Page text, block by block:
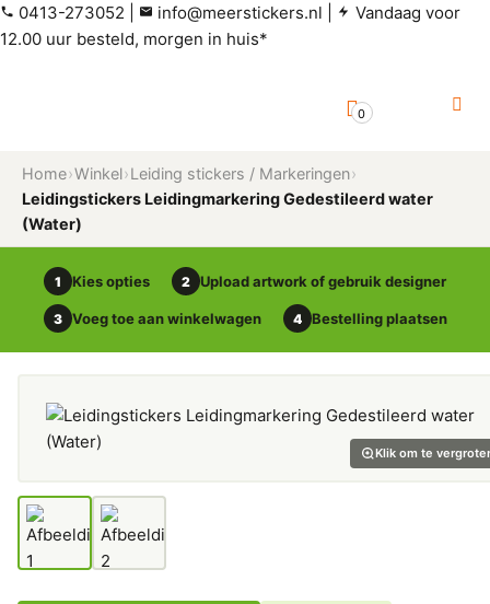
0413-273052 info@meerstickers.nl
Vandaag voor
12.00 uur besteld, morgen in huis*
0
Home›Winkel›Leiding stickers / Markeringen›
Leidingstickers Leidingmarkering Gedestileerd water
(Water)
1 Kies opties 2 Upload artwork of gebruik designer
3 Voeg toe aan winkelwagen 4 Bestelling plaatsen
Klik om te